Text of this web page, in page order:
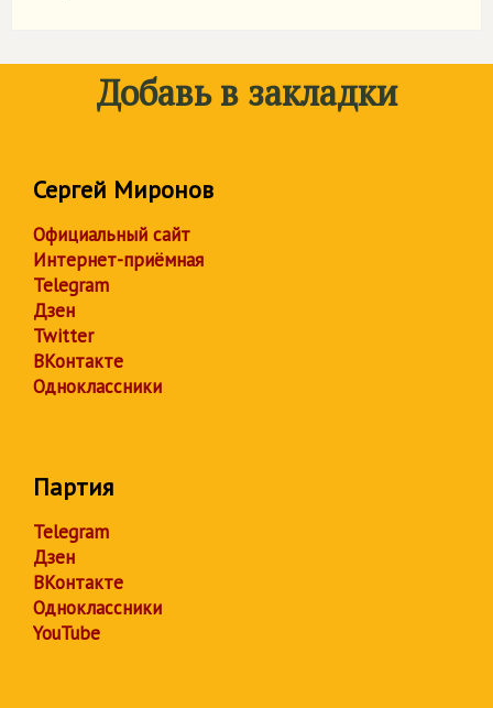
Добавь в закладки
Сергей Миронов
Официальный сайт
Интернет-приёмная
Telegram
Дзен
Twitter
ВКонтакте
Одноклассники
Партия
Telegram
Дзен
ВКонтакте
Одноклассники
YouTube